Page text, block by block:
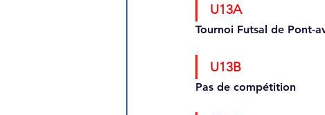
U13A
Tournoi Futsal de Pont-
U13B
Pas de compétition